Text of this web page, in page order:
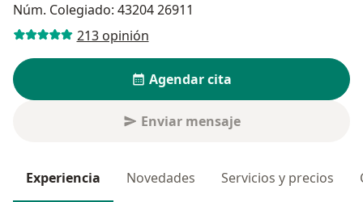
Núm. Colegiado: 43204 26911
213 opinión
Agendar cita
Enviar mensaje
Experiencia Novedades Servicios y precios